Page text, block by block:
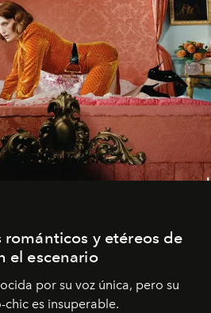
románticos y etéreos de
el escenario
por su voz única, pero su
es insuperable.